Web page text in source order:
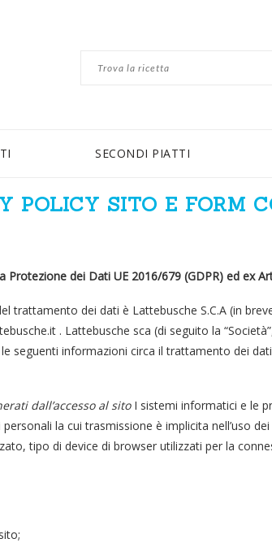
SECONDI PIATTI
POLICY SITO E FORM
dei Dati UE 2016/679 (GDPR) ed ex
trattamento dei dati è Lattebusche S.C.A (in
. Lattebusche sca (di seguito la
seguenti informazioni circa il trattamento dei
dall’accesso al sitoI sistemi informatici e le
la cui trasmissione è implicita nell’uso
tipo di device di browser utilizzati per la